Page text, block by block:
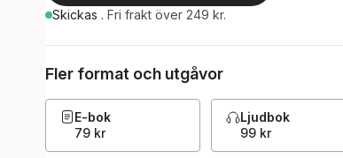
Skickas . Fri frakt över 249 kr.
Fler format och utgåvor
E-bok
79 kr
Ljudbok
99 kr